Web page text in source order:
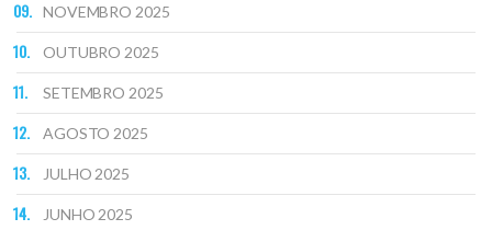
NOVEMBRO 2025
OUTUBRO 2025
SETEMBRO 2025
AGOSTO 2025
JULHO 2025
JUNHO 2025